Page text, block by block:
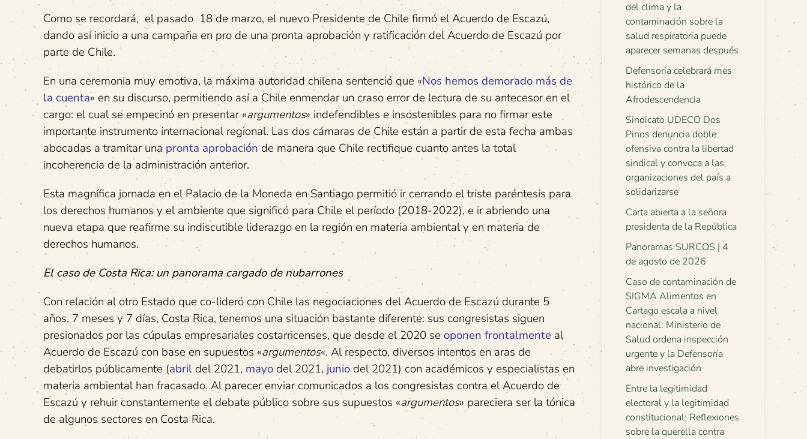
Como se recordará, el pasado 18 de marzo, el nuevo Presidente de Chile firmó el Acuerdo de Escazú,
dando así inicio a una campaña en pro de una pronta aprobación y ratificación del Acuerdo de Escazú por
parte de Chile.
En una ceremonia muy emotiva, la máxima autoridad chilena sentenció que «Nos hemos demorado más de
la cuenta» en su discurso, permitiendo así a Chile enmendar un craso error de lectura de su antecesor en el
cargo: el cual se empecinó en presentar «argumentos» indefendibles e insostenibles para no firmar este
importante instrumento internacional regional. Las dos cámaras de Chile están a partir de esta fecha ambas
abocadas a tramitar una pronta aprobaciónde manera que Chile rectifique cuanto antes la total
incoherencia de la administración anterior.
Esta magnífica jornada en el Palacio de la Moneda en Santiago permitió ir cerrando el triste paréntesis para
los derechos humanos y el ambiente que significó para Chile el período (2018-2022), e ir abriendo una
nueva etapa que reafirme su indiscutible liderazgo en la región en materia ambiental y en materia de
derechos humanos.
El caso de Costa Rica: un panorama cargado de nubarrones
Con relación al otro Estado que co-lideró con Chile las negociaciones del Acuerdo de Escazú durante 5
años, 7 meses y 7 días, Costa Rica, tenemos una situación bastante diferente: sus congresistas siguen
presionados por las cúpulas empresariales costarricenses, que desde el 2020 se oponen frontalmente al
Acuerdo de Escazú con base en supuestos «argumentos«. Al respecto, diversos intentos en aras de
debatirlos públicamente (abril del 2021, mayo del 2021, junio del 2021) con académicos y especialistas en
materia ambiental han fracasado. Al parecer enviar comunicados a los congresistas contra el Acuerdo de
Escazú y rehuir constantemente el debate público sobre sus supuestos «argumentos» pareciera ser la tónica
de algunos sectores en Costa Rica.
del clima y la
contaminación sobre la
salud respiratoria puede
aparecer semanas después
Defensoría celebrará mes
histórico de la
Afrodescendencia
Sindicato UDECO Dos
Pinos denuncia doble
ofensiva contra la libertad
sindical y convoca a las
organizaciones del país a
solidarizarse
Carta abierta a la señora
presidenta de la República
Panoramas SURCOS | 4
de agosto de 2026
Caso de contaminación de
SIGMA Alimentos en
Cartago escala a nivel
nacional: Ministerio de
Salud ordena inspección
urgente y la Defensoría
abre investigación
Entre la legitimidad
electoral y la legitimidad
constitucional: Reflexiones
sobre la querella contra